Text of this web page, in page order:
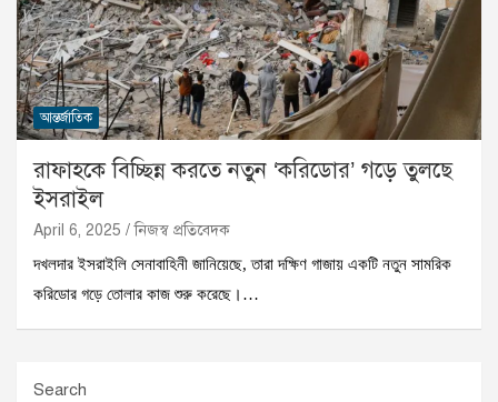
আন্তর্জাতিক
রাফাহকে বিচ্ছিন্ন করতে নতুন ‘করিডোর’ গড়ে তুলছে
ইসরাইল
April 6, 2025 নিজস্ব প্রতিবেদক
দখলদার ইসরাইলি সেনাবাহিনী জানিয়েছে, তারা দক্ষিণ গাজায় একটি নতুন সামরিক
করিডোর গড়ে তোলার কাজ শুরু করেছে।…
Search